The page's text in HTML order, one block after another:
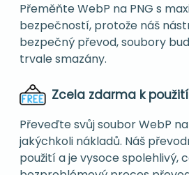
Přeměňte WebP na PNG s
bezpečností, protože náš
bezpečný převod, soubory
trvale smazány.
Zcela zdarma k použití
Převeďte svůj soubor WebP
jakýchkoli nákladů. Náš
použití a je vysoce spolehlivý,